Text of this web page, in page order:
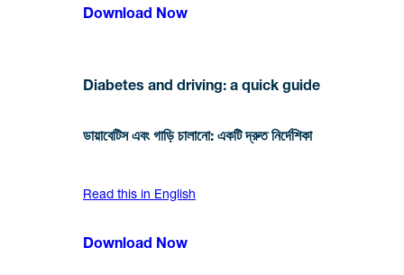
Download Now
Diabetes and driving: a quick guide
ডায়াবেটিস এবং গাড়ি চালানো: একটি দ্রুত নির্দেশিকা
Read this in English
Download Now